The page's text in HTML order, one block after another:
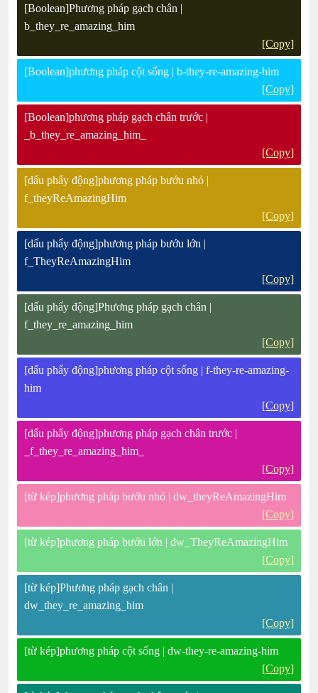
[Boolean]Phương pháp gạch chân |
b_they_re_amazing_him
[Copy]
[Boolean]phương pháp cột sống | b-they-re-amazing-him
[Copy]
[Boolean]phương pháp gạch chân trước |
_b_they_re_amazing_him_
[Copy]
[dấu phẩy động]phương pháp bướu nhỏ |
f_theyReAmazingHim
[Copy]
[dấu phẩy động]phương pháp bướu lớn |
f_TheyReAmazingHim
[Copy]
[dấu phẩy động]Phương pháp gạch chân |
f_they_re_amazing_him
[Copy]
[dấu phẩy động]phương pháp cột sống | f-they-re-amazing-
him
[Copy]
[dấu phẩy động]phương pháp gạch chân trước |
_f_they_re_amazing_him_
[Copy]
[từ kép]phương pháp bướu nhỏ | dw_theyReAmazingHim
[Copy]
[từ kép]phương pháp bướu lớn | dw_TheyReAmazingHim
[Copy]
[từ kép]Phương pháp gạch chân |
dw_they_re_amazing_him
[Copy]
[từ kép]phương pháp cột sống | dw-they-re-amazing-him
[Copy]